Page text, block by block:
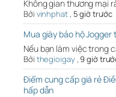
Không gian thương mại
Bởi vinhphat, 5 giờ trước
Mua giày bảo hộ
Nếu bạn làm việc trong
Bởi thegioigay,9 giờ
Điểm cung cấp giá rẻ
hấp dẫn